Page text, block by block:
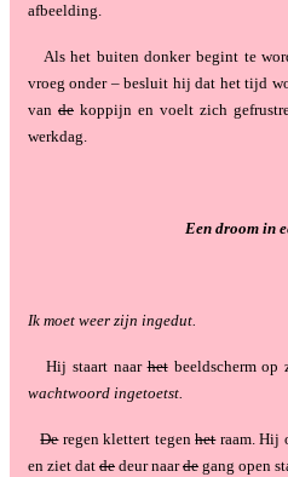
afbeelding.
Als het buiten donker begint te
vroeg onder – besluit hij dat het tijd
van de koppijn en voelt zich
werkdag.
Een droom in
Ik moet weer zijn ingedut.
Hij staart naarhetbeeldscherm op
wachtwoord ingetoetst.
Deregen klettert tegenhetraam. Hij
en ziet dat de deur naarde gang open